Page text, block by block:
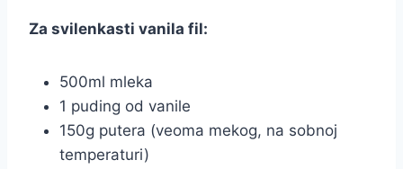
Za svilenkasti vanila fil:
500ml mleka
1 puding od vanile
150g putera (veoma mekog, na sobnoj
temperaturi)